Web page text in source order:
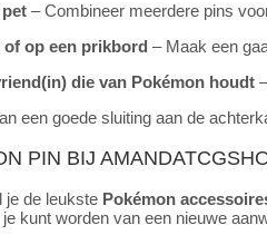
– Combineer meerdere pins
of op een prikbord – Maak een
die van Pokémon houdt
een goede sluiting aan de
PIN BIJ
je de leukste Pokémon
kunt worden van een nieuwe